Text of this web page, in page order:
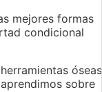
mejores formas
condicional
óseas
sobre